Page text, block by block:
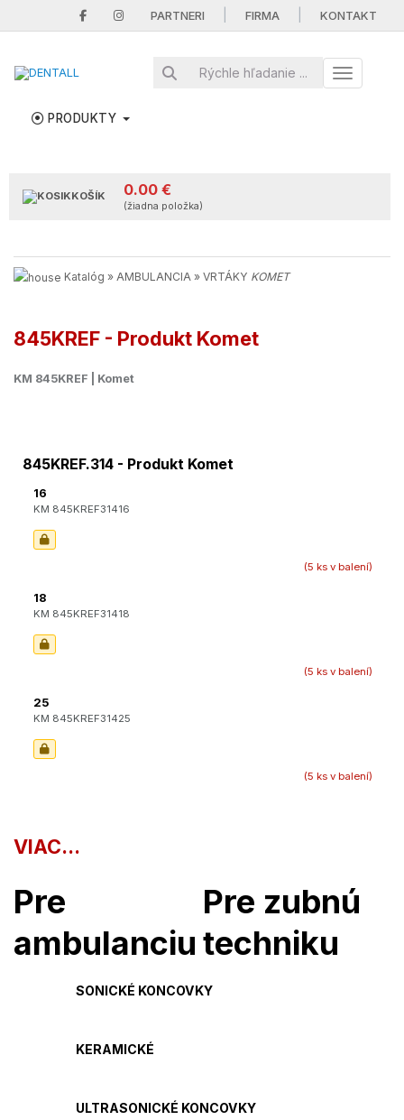
PARTNERI FIRMA KONTAKT
Toggle
PRODUKTY
KOŠÍK 0.00 €
(žiadna položka)
Katalóg » AMBULANCIA » VRTÁKY KOMET
845KREF - Produkt Komet
KM 845KREF | Komet
845KREF.314 - Produkt Komet
16
KM 845KREF31416
(5 ks v balení)
18
KM 845KREF31418
(5 ks v balení)
25
KM 845KREF31425
(5 ks v balení)
VIAC...
Pre
ambulanciu
Pre zubnú
techniku
SONICKÉ KONCOVKY
KERAMICKÉ
ULTRASONICKÉ KONCOVKY